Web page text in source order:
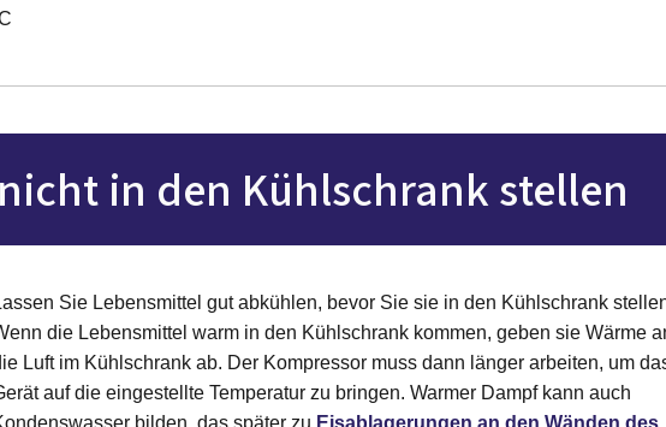
in den Kühlschrank stellen
Sie Lebensmittel gut abkühlen, bevor Sie sie in den Kühlschrank
die Lebensmittel warm in den Kühlschrank kommen, geben sie Wärme
Luft im Kühlschrank ab. Der Kompressor muss dann länger arbeiten, um
auf die eingestellte Temperatur zu bringen. Warmer Dampf kann auch
bilden, das später zu Eisablagerungen an den Wänden des